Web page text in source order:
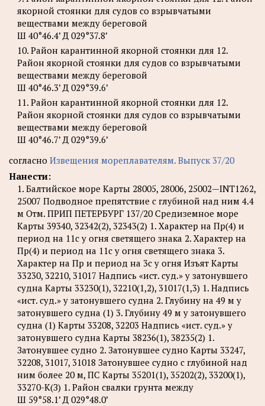
якорной стоянки для судов со взрывчатыми
веществами между береговой
Ш 40°46.4’ Д 029°37.8’
10. Район карантинной якорной стоянки для 12.
Район якорной стоянки для судов со взрывчатыми
веществами между береговой
Ш 40°46.3’ Д 029°39.6’
11. Район карантинной якорной стоянки для 12.
Район якорной стоянки для судов со взрывчатыми
веществами между береговой
Ш 40°46.7’ Д 029°39.6’
согласно Извещения мореплавателям. Выпуск 37/20
Нанести:
1. Балтийское море Карты 28005, 28006, 25002—INT1262,
25007 Подводное препятствие с глубиной над ним 4.4
м Отм. ПРИП ПЕТЕРБУРГ 137/20 Средиземное море
Карты 39340, 32342(2), 32343(2) 1. Характер на Пр(4) и
период на 11с у огня светящего знака 2. Характер на
Пр(4) и период на 11с у огня светящего знака 3.
Характер на Пр и период на 3с у огня Изъят Карты
33230, 32210, 31017 Надпись «ист. суд.» у затонувшего
судна Карты 33230(1), 32210(1,2), 31017(1,3) 1. Надпись
«ист. суд.» у затонувшего судна 2. Глубину на 49 м у
затонувшего судна (1) 3. Глубину 49 м у затонувшего
судна (1) Карты 33208, 32203 Надпись «ист. суд.» у
затонувшего судна Карты 38236(1), 38235(2) 1.
Затонувшее судно 2. Затонувшее судно Карты 33247,
32208, 31017, 31018 Затонувшее судно с глубиной над
ним более 20 м, ПС Карты 35201(1), 35202(2), 33200(1),
33270-К(З) 1. Район свалки грунта между
Ш 59°58.1’ Д 029°48.0’